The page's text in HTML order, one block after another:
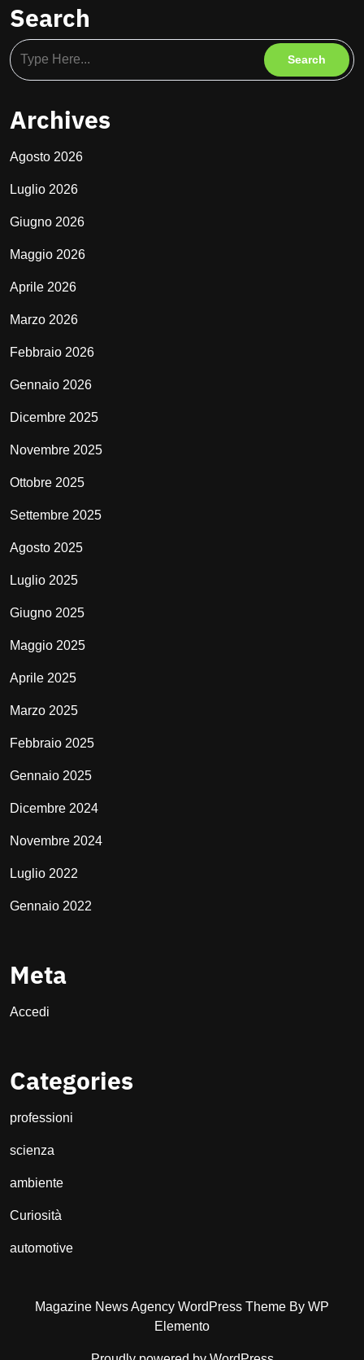
Search
Archives
Agosto 2026
Luglio 2026
Giugno 2026
Maggio 2026
Aprile 2026
Marzo 2026
Febbraio 2026
Gennaio 2026
Dicembre 2025
Novembre 2025
Ottobre 2025
Settembre 2025
Agosto 2025
Luglio 2025
Giugno 2025
Maggio 2025
Aprile 2025
Marzo 2025
Febbraio 2025
Gennaio 2025
Dicembre 2024
Novembre 2024
Luglio 2022
Gennaio 2022
Meta
Accedi
Categories
professioni
scienza
ambiente
Curiosità
automotive
Magazine News Agency WordPress Theme By WP
Elemento